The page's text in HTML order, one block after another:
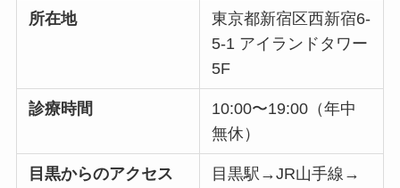
所在地
東京都新宿区西新宿6-
5-1 アイランドタワー
5F
診療時間
10:00〜19:00（年中
無休）
目黒からのアクセス
目黒駅→JR山手線→